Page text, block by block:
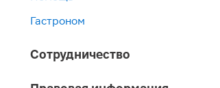
Гастроном
Сотрудничество